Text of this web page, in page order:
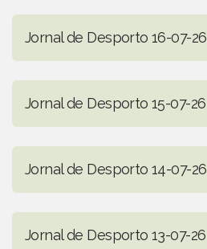
Jornal de Desporto 16-07-26
Jornal de Desporto 15-07-26
Jornal de Desporto 14-07-26
Jornal de Desporto 13-07-26